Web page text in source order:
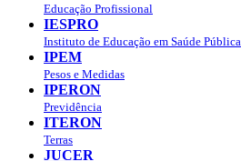
Educação Profissional
IESPRO
Instituto de Educação em Saúde Pública
IPEM
Pesos e Medidas
IPERON
Previdência
ITERON
Terras
JUCER